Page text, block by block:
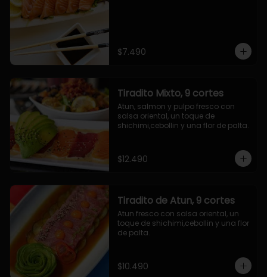
$7.490
Tiradito Mixto, 9 cortes
Atun, salmon y pulpo fresco con
salsa oriental, un toque de
shichimi,cebollin y una flor de palta.
$12.490
Tiradito de Atun, 9 cortes
Atun fresco con salsa oriental, un
toque de shichimi,cebollin y una flor
de palta.
$10.490